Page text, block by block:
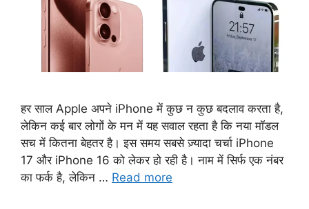
हर साल Apple अपने iPhone में कुछ न कुछ बदलाव करता है,
लेकिन कई बार लोगों के मन में यह सवाल रहता है कि नया मॉडल
सच में कितना बेहतर है। इस समय सबसे ज़्यादा चर्चा iPhone
17 और iPhone 16 को लेकर हो रही है। नाम में सिर्फ एक नंबर
का फर्क है, लेकिन … Read more